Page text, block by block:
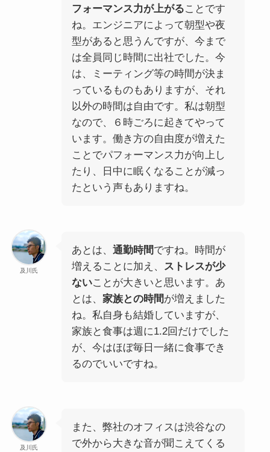
フォーマンス力が上がることです
ね。エンジニアによって朝型や夜
型があると思うんですが、今まで
は全員同じ時間に出社でした。今
は、ミーティング等の時間が決ま
っているものもありますが、それ
以外の時間は自由です。私は朝型
なので、６時ごろに起きてやって
います。働き方の自由度が増えた
ことでパフォーマンス力が向上し
たり、日中に眠くなることが減っ
たという声もありますね。
及川氏
あとは、 通勤時間ですね。時間が
増えることに加え、 ストレスが少
ないことが大きいと思います。あ
とは、 家族との時間が増えました
ね。私自身も結婚していますが、
家族と食事は週に1.2回だけでした
が、今はほぼ毎日一緒に食事でき
るのでいいですね。
及川氏
また、弊社のオフィスは渋谷なの
で外から大きな音が聞こえてくる